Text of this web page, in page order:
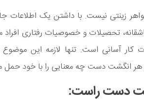
زینتی نیست. با داشتن یک اطلاعات
تحصیلات و خصوصیات رفتاری
کار آسانی است. تنها لازمه این
هر انگشت دست چه معنایی را با خود حمل
دست راست: